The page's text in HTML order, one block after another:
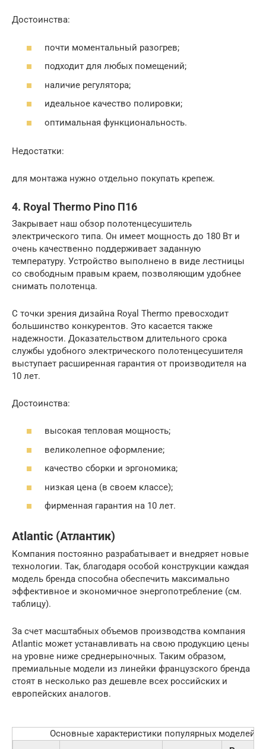
Достоинства:
почти моментальный разогрев;
подходит для любых помещений;
наличие регулятора;
идеальное качество полировки;
оптимальная функциональность.
Недостатки:
для монтажа нужно отдельно покупать крепеж.
4. Royal Thermo Pino П16
Закрывает наш обзор полотенцесушитель
электрического типа. Он имеет мощность до 180 Вт и
очень качественно поддерживает заданную
температуру. Устройство выполнено в виде лестницы
со свободным правым краем, позволяющим удобнее
снимать полотенца.
С точки зрения дизайна Royal Thermo превосходит
большинство конкурентов. Это касается также
надежности. Доказательством длительного срока
службы удобного электрического полотенцесушителя
выступает расширенная гарантия от производителя на
10 лет.
Достоинства:
высокая тепловая мощность;
великолепное оформление;
качество сборки и эргономика;
низкая цена (в своем классе);
фирменная гарантия на 10 лет.
Atlantic (Атлантик)
Компания постоянно разрабатывает и внедряет новые
технологии. Так, благодаря особой конструкции каждая
модель бренда способна обеспечить максимально
эффективное и экономичное энергопотребление (см.
таблицу).
За счет масштабных объемов производства компания
Atlantic может устанавливать на свою продукцию цены
на уровне ниже среднерыночных. Таким образом,
премиальные модели из линейки французского бренда
стоят в несколько раз дешевле всех российских и
европейских аналогов.
Основные характеристики популярных моделей